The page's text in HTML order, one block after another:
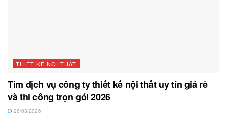
THIẾT KẾ NỘI THẤT
Tìm dịch vụ công ty thiết kế nội thất uy tín giá rẻ
và thi công trọn gói 2026
26/03/2026